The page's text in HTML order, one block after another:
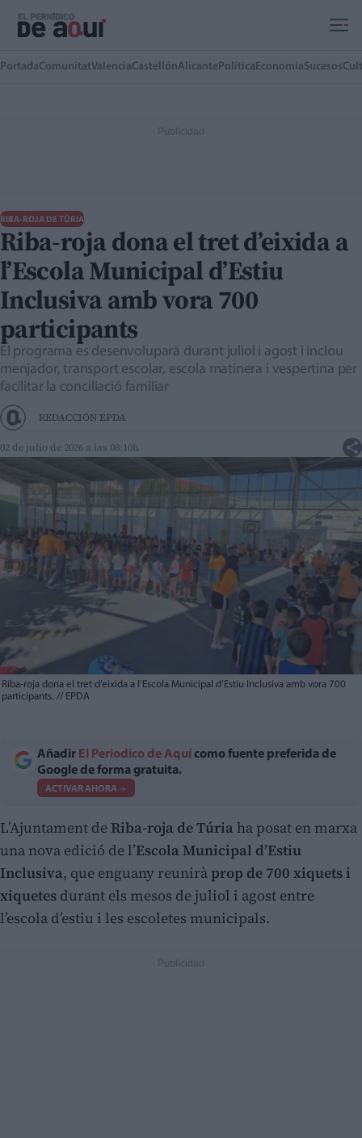
PortadaComunitatValenciaCastellónAlicante Política EconomíaSucesos
RIBA-ROJA DE TÚRIA
Riba-roja dona el tret d’eixida a
l’Escola Municipal d’Estiu
Inclusiva amb vora 700
participants
El programa es desenvoluparà durant juliol i agost i inclou
menjador, transport escolar, escola matinera i vespertina per
facilitar la conciliació familiar
REDACCIÓN EPDA
02 de julio de 2026 a las 08:10h
Riba-roja dona el tret d’eixida a l’Escola Municipal d’Estiu Inclusiva amb vora 700
participants. // EPDA
Añadir El Periodico de Aquí como fuente preferida de
Google de forma gratuita.
ACTIVAR AHORA
L’Ajuntament de Riba-roja de Túria ha posat en marxa
una nova edició de l’Escola Municipal d’Estiu
Inclusiva, que enguany reuniràprop de 700 xiquets i
xiquetes durant els mesos de juliol i agost entre
l’escola d’estiu i les escoletes municipals.